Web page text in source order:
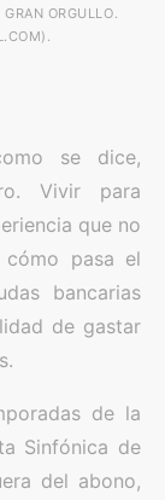
ORGULLO.
se dice,
Vivir para
que no
pasa el
bancarias
de gastar
de la
Sinfónica de
del abono,